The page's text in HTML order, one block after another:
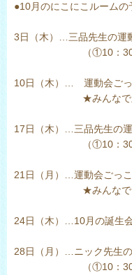
●10月のにこにこルームの
3日（木）…三品先生の運
（①10：30～
10日（木）… 運動会ごっ
★みんなで玉入
17日（木）…三品先生の
（①10：30～
21日（月）…運動会ごっこ
★みんなでリレ
24日（木）…10月の誕生
28日（月）…ニック先生
（①10：30～